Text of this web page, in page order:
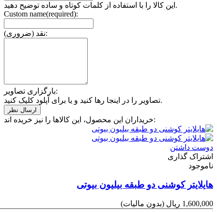
این کالا را با استفاده از کلمات کوتاه و ساده توضیح دهید.
Custom name(required):
نقد (ضروری):
بارگزاری تصاویر:
تصاویر را در اینجا رها کنید و یا برای آپلود کلیک کنید.
خریداران این محصول، این کالاها را نیز خریده اند:
دوست داشتن
اشتراک گذاری
ناموجود
هایلایتر کوشنی دو طبقه بیلیون بیوتی
1,600,000 ریال (بدون مالیات)